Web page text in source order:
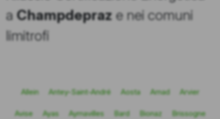
aChampdepraz e nei comuni
limitrofi
Allein Antey-Saint-André Aosta Arnad Arvier
Avise Ayas Aymavilles Bard Bionaz Brissogne